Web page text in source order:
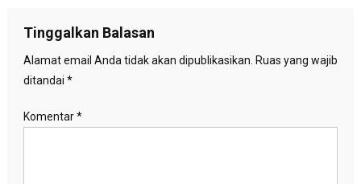
Tinggalkan Balasan
Alamat email Anda tidak akan dipublikasikan. Ruas yang wajib
ditandai *
Komentar*